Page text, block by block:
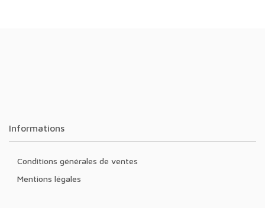
Informations
Conditions générales de ventes
Mentions légales